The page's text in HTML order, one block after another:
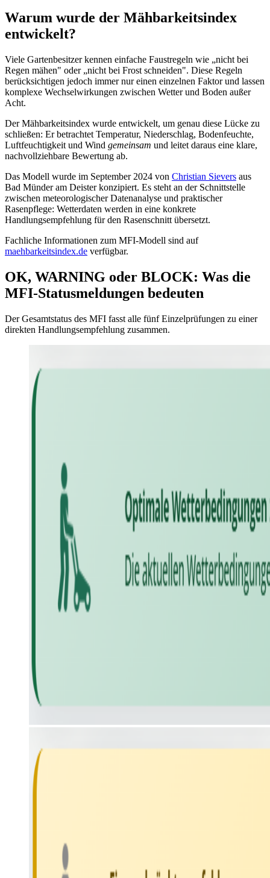
Warum wurde der Mähbarkeitsindex
entwickelt?
Viele Gartenbesitzer kennen einfache Faustregeln wie „nicht bei
Regen mähen" oder „nicht bei Frost schneiden". Diese Regeln
berücksichtigen jedoch immer nur einen einzelnen Faktor und lassen
komplexe Wechselwirkungen zwischen Wetter und Boden außer
Acht.
Der Mähbarkeitsindex wurde entwickelt, um genau diese Lücke zu
schließen: Er betrachtet Temperatur, Niederschlag, Bodenfeuchte,
Luftfeuchtigkeit und Wind gemeinsam und leitet daraus eine klare,
nachvollziehbare Bewertung ab.
Das Modell wurde im September 2024 von Christian Sievers aus
Bad Münder am Deister konzipiert. Es steht an der Schnittstelle
zwischen meteorologischer Datenanalyse und praktischer
Rasenpflege: Wetterdaten werden in eine konkrete
Handlungsempfehlung für den Rasenschnitt übersetzt.
Fachliche Informationen zum MFI-Modell sind auf
maehbarkeitsindex.de verfügbar.
OK, WARNING oder BLOCK: Was die
MFI-Statusmeldungen bedeuten
Der Gesamtstatus des MFI fasst alle fünf Einzelprüfungen zu einer
direkten Handlungsempfehlung zusammen.